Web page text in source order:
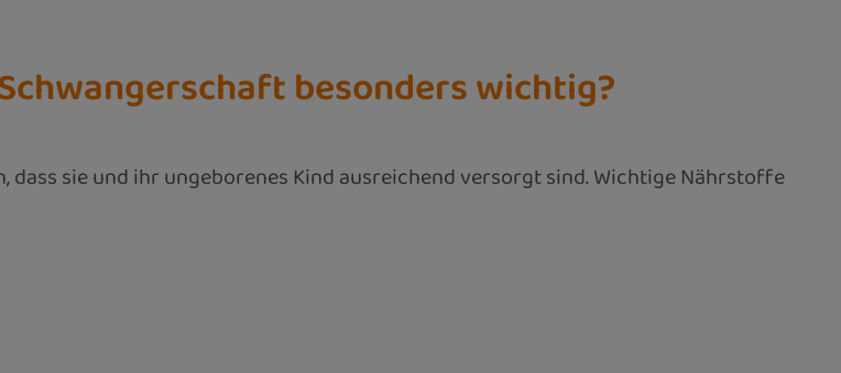
besonders wichtig?
dass sie und ihr ungeborenes Kind ausreichend versorgt sind. Wichtige Nährstoffe